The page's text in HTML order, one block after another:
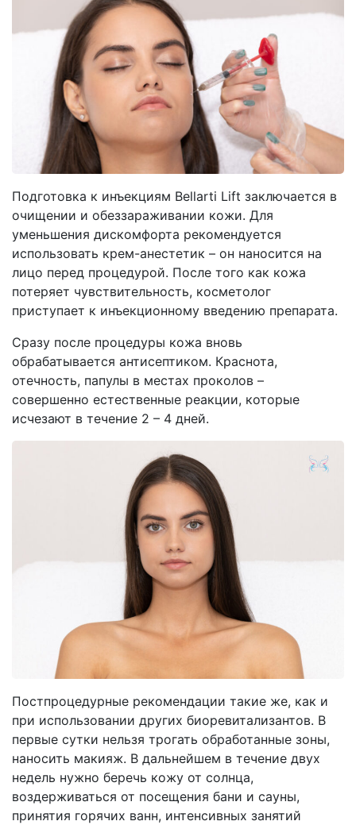
Подготовка к инъекциям Bellarti Lift заключается в
очищении и обеззараживании кожи. Для
уменьшения дискомфорта рекомендуется
использовать крем-анестетик – он наносится на
лицо перед процедурой. После того как кожа
потеряет чувствительность, косметолог
приступает к инъекционному введению препарата.
Сразу после процедуры кожа вновь
обрабатывается антисептиком. Краснота,
отечность, папулы в местах проколов –
совершенно естественные реакции, которые
исчезают в течение 2 – 4 дней.
Постпроцедурные рекомендации такие же, как и
при использовании других биоревитализантов. В
первые сутки нельзя трогать обработанные зоны,
наносить макияж. В дальнейшем в течение двух
недель нужно беречь кожу от солнца,
воздерживаться от посещения бани и сауны,
принятия горячих ванн, интенсивных занятий